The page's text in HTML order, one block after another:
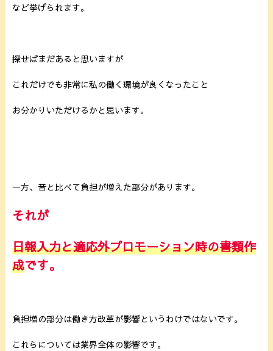
など挙げられます。
探せばまだあると思いますが
これだけでも非常に私の働く環境が良くなったこと
お分かりいただけるかと思います。
一方、昔と比べて負担が増えた部分があります。
それが
日報入力と適応外プロモーション時の書類作
成です。
負担増の部分は働き方改革が影響というわけではないです。
これらについては業界全体の影響です。